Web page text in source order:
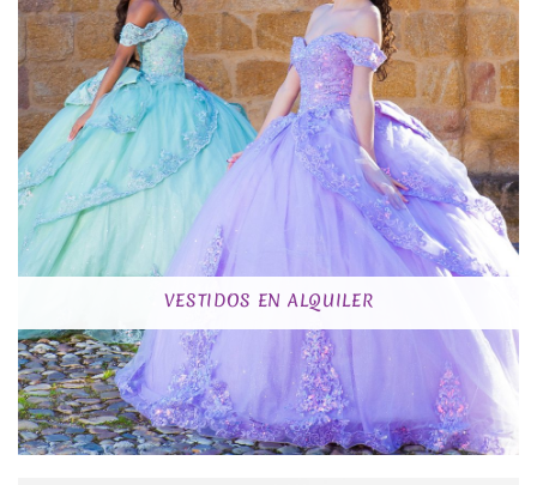
VESTIDOS EN ALQUILER